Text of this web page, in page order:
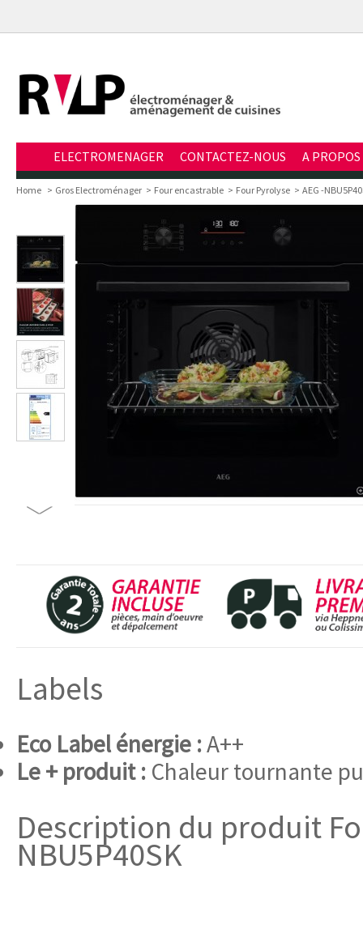
ELECTROMENAGER CONTACTEZ-NOUS A PROPOS
Home > Gros Electroménager > Four encastrable > Four Pyrolyse > AEG -
Labels
Eco Label énergie :A++
Le + produit : Chaleur tournante
Description du produit
NBU5P40SK